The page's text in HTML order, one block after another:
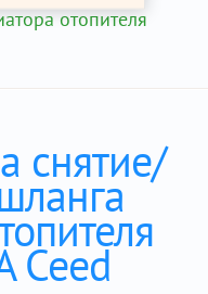
отопителя
снятие/
Ceed